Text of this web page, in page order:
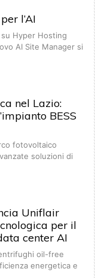
l’AI
Hyper Hosting
AI Site Manager si
nel Lazio:
BESS
fotovoltaico
soluzioni di
Uniflair
per il
center AI
oil-free
energetica e